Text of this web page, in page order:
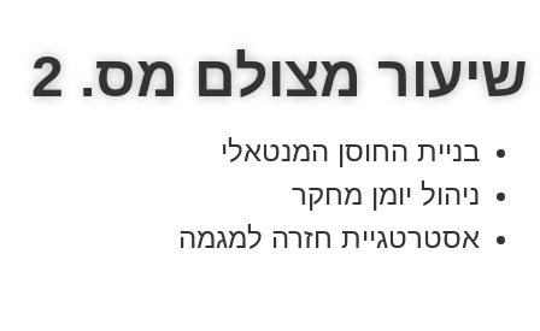
שיעור מצולם מס. 2
בניית החוסן המנטאלי
ניהול יומן מחקר
אסטרטגיית חזרה למגמה